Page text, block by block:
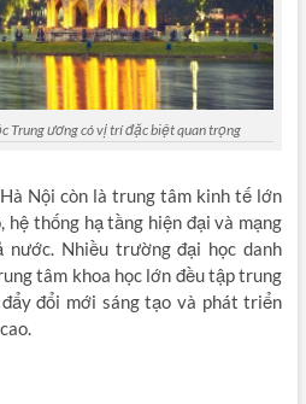
Trung ương có vị trí đặc biệt quan trọng
Nội còn là trung tâm kinh tế lớn
thống hạ tầng hiện đại và mạng
nước. Nhiều trường đại học danh
tâm khoa học lớn đều tập trung
đổi mới sáng tạo và phát triển